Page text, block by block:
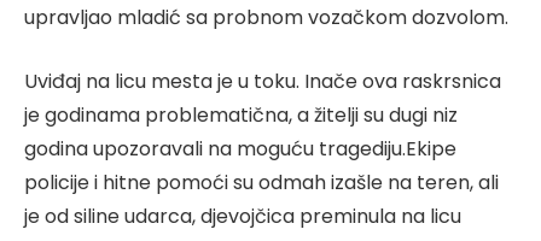
upravljao mladić sa probnom vozačkom dozvolom.
Uviđaj na licu mesta je u toku. Inače ova raskrsnica
je godinama problematična, a žitelji su dugi niz
godina upozoravali na moguću tragediju.Ekipe
policije i hitne pomoći su odmah izašle na teren, ali
je od siline udarca, djevojčica preminula na licu